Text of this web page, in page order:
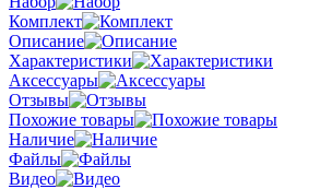
Комплект
Описание
Характеристики
Аксессуары
Отзывы
Похожие товары
Наличие
Файлы
Видео